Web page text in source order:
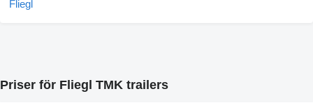
Priser för Fliegl TMK trailers